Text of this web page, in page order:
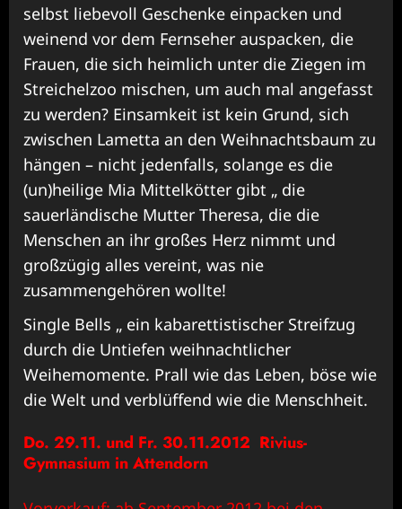
selbst liebevoll Geschenke einpacken und
weinend vor dem Fernseher auspacken, die
Frauen, die sich heimlich unter die Ziegen im
Streichelzoo mischen, um auch mal angefasst
zu werden? Einsamkeit ist kein Grund, sich
zwischen Lametta an den Weihnachtsbaum zu
hängen – nicht jedenfalls, solange es die
(un)heilige Mia Mittelkötter gibt „ die
sauerländische Mutter Theresa, die die
Menschen an ihr großes Herz nimmt und
großzügig alles vereint, was nie
zusammengehören wollte!
Single Bells „ ein kabarettistischer Streifzug
durch die Untiefen weihnachtlicher
Weihemomente. Prall wie das Leben, böse wie
die Welt und verblüffend wie die Menschheit.
Do. 29.11. und Fr. 30.11.2012 Rivius-
Gymnasium in Attendorn